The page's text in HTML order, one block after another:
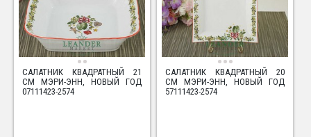
САЛАТНИК КВАДРАТНЫЙ 21
СМ МЭРИ-ЭНН, НОВЫЙ ГОД
07111423-2574
САЛАТНИК КВАДРАТНЫЙ 20
СМ МЭРИ-ЭНН, НОВЫЙ ГОД
57111423-2574